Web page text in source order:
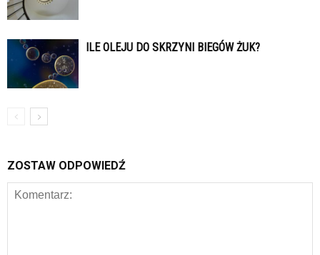
ILE OLEJU DO SKRZYNI BIEGÓW ŻUK?
ZOSTAW ODPOWIEDŹ